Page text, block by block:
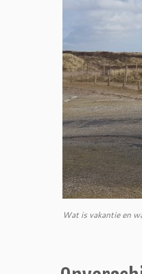
Wat is vakantie en